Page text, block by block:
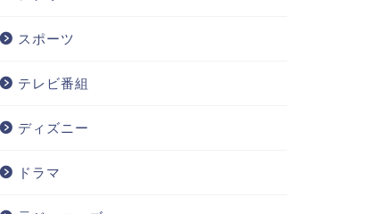
スポーツ
テレビ番組
ディズニー
ドラマ